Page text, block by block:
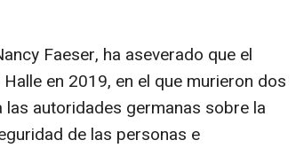
Faeser, ha aseverado que el
en 2019, en el que murieron dos
autoridades germanas sobre la
de las personas e